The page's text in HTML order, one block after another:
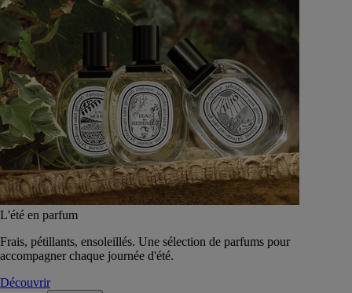
L'été en parfum
Frais, pétillants, ensoleillés. Une sélection de parfums pour
accompagner chaque journée d'été.
Découvrir